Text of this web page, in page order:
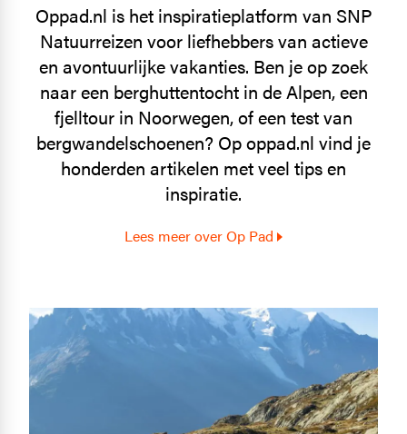
Oppad.nl is het inspiratieplatform van SNP
Natuurreizen voor liefhebbers van actieve
en avontuurlijke vakanties. Ben je op zoek
naar een berghuttentocht in de Alpen, een
fjelltour in Noorwegen, of een test van
bergwandelschoenen? Op oppad.nl vind je
honderden artikelen met veel tips en
inspiratie.
Lees meer over Op Pad
Image